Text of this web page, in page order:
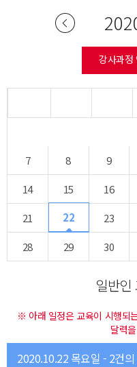
강사과정
7
8 9
14
15 16
21
22 23
28
29 30
일반인
※ 아래 일정은 교육이 시행되
달력
2020.10.22 목요일 - 2건